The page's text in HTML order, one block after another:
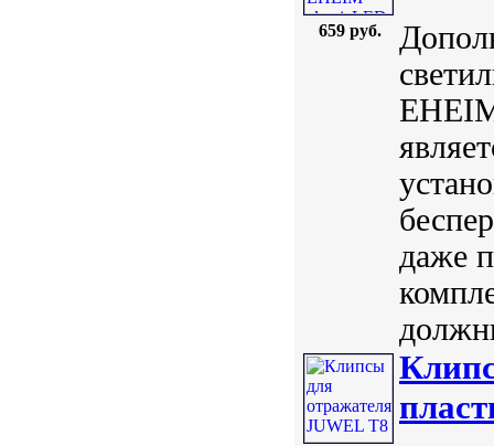
659 руб.
даже